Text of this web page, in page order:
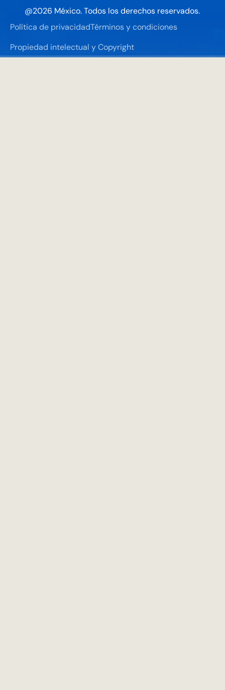
@2026 México. Todos los derechos reservados.
Política de privacidadTérminos y condiciones
Propiedad intelectual y Copyright